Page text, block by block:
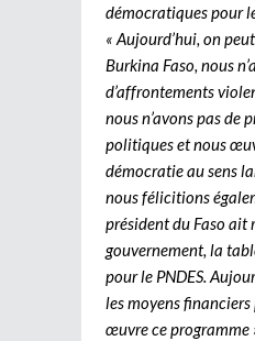
démocratiques pour
« Aujourd’hui, on
Burkina Faso, nous
d’affrontements
nous n’avons pas de
politiques et nous
démocratie au sens
nous félicitions
président du Faso ait
gouvernement, la
pour le PNDES.
les moyens
œuvre ce programme